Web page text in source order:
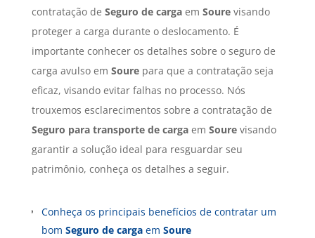
contratação de Seguro de cargaem Sourevisando
proteger a carga durante o deslocamento. É
importante conhecer os detalhes sobre o seguro de
carga avulso em Sourepara que a contratação seja
eficaz, visando evitar falhas no processo. Nós
trouxemos esclarecimentos sobre a contratação de
Seguro para transporte de cargaem Sourevisando
garantir a solução ideal para resguardar seu
patrimônio, conheça os detalhes a seguir.
Conheça os principais benefícios de contratar um
bom Seguro de cargaem Soure